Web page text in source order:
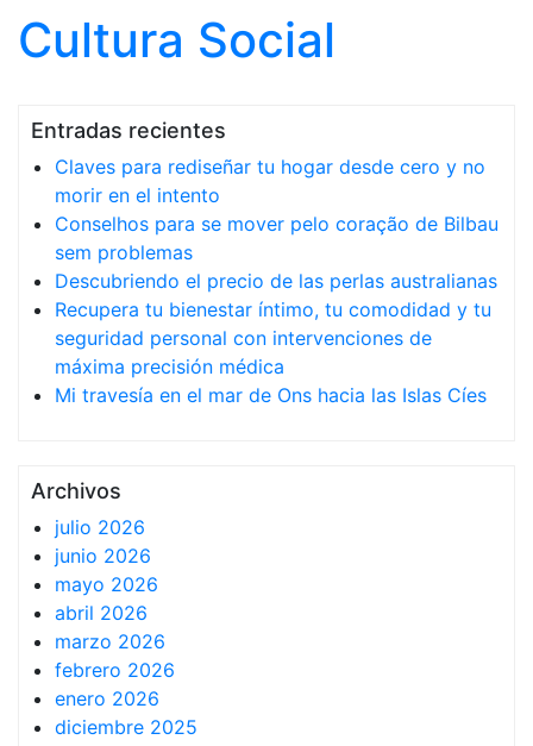
Cultura Social
Entradas recientes
Claves para rediseñar tu hogar desde cero y no
morir en el intento
Conselhos para se mover pelo coração de Bilbau
sem problemas
Descubriendo el precio de las perlas australianas
Recupera tu bienestar íntimo, tu comodidad y tu
seguridad personal con intervenciones de
máxima precisión médica
Mi travesía en el mar de Ons hacia las Islas Cíes
Archivos
julio 2026
junio 2026
mayo 2026
abril 2026
marzo 2026
febrero 2026
enero 2026
diciembre 2025